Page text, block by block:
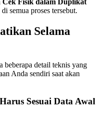
Cek Fisik dalam Duplikat
semua proses tersebut.
Selama
beberapa detail teknis yang
Anda sendiri saat akan
Sesuai Data Awal